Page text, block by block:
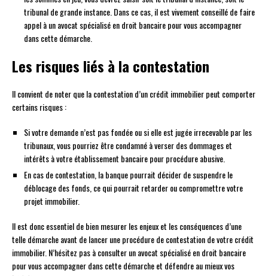
tribunal de grande instance. Dans ce cas, il est vivement conseillé de faire
appel à un avocat spécialisé en droit bancaire pour vous accompagner
dans cette démarche.
Les risques liés à la contestation
Il convient de noter que la contestation d’un crédit immobilier peut comporter
certains risques :
Si votre demande n’est pas fondée ou si elle est jugée irrecevable par les
tribunaux, vous pourriez être condamné à verser des dommages et
intérêts à votre établissement bancaire pour procédure abusive.
En cas de contestation, la banque pourrait décider de suspendre le
déblocage des fonds, ce qui pourrait retarder ou compromettre votre
projet immobilier.
Il est donc essentiel de bien mesurer les enjeux et les conséquences d’une
telle démarche avant de lancer une procédure de contestation de votre crédit
immobilier. N’hésitez pas à consulter un avocat spécialisé en droit bancaire
pour vous accompagner dans cette démarche et défendre au mieux vos